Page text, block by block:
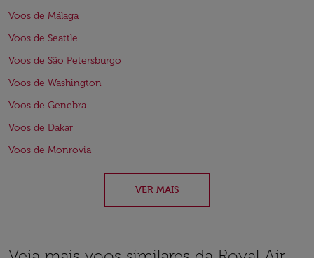
Voos de Málaga
Voos de Seattle
Voos de São Petersburgo
Voos de Washington
Voos de Genebra
Voos de Dakar
Voos de Monrovia
VER MAIS